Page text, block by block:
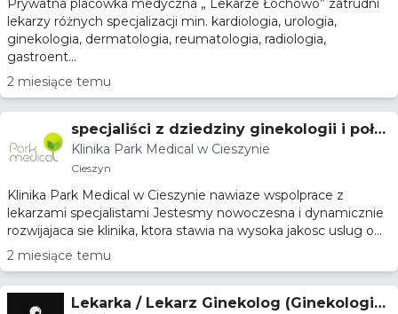
Prywatna placówka medyczna „ Lekarze Łochowo” zatrudni
lekarzy różnych specjalizacji min. kardiologia, urologia,
ginekologia, dermatologia, reumatologia, radiologia,
gastroent...
2 miesiące temu
specjaliści z dziedziny ginekologii i poło
żnictwa, diabetologii
Klinika Park Medical w Cieszynie
Cieszyn
Klinika Park Medical w Cieszynie nawiaze wspolprace z
lekarzami specjalistami Jestesmy nowoczesna i dynamicznie
rozwijajaca sie klinika, ktora stawia na wysoka jakosc uslug o...
2 miesiące temu
Lekarka / Lekarz Ginekolog (Ginekologia